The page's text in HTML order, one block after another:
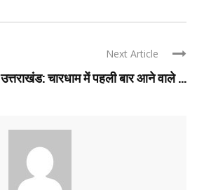
Next Article
उत्तराखंड: चारधाम में पहली बार आने वाले ...